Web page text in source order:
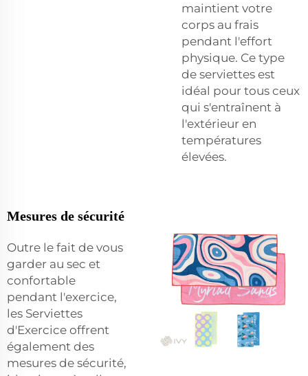
maintient votre
corps au frais
pendant l'effort
physique. Ce type
de serviettes est
idéal pour tous ceux
qui s'entraînent à
l'extérieur en
températures
élevées.
Mesures de sécurité
Outre le fait de vous
garder au sec et
confortable
pendant l'exercice,
les Serviettes
d'Exercice offrent
également des
mesures de sécurité,